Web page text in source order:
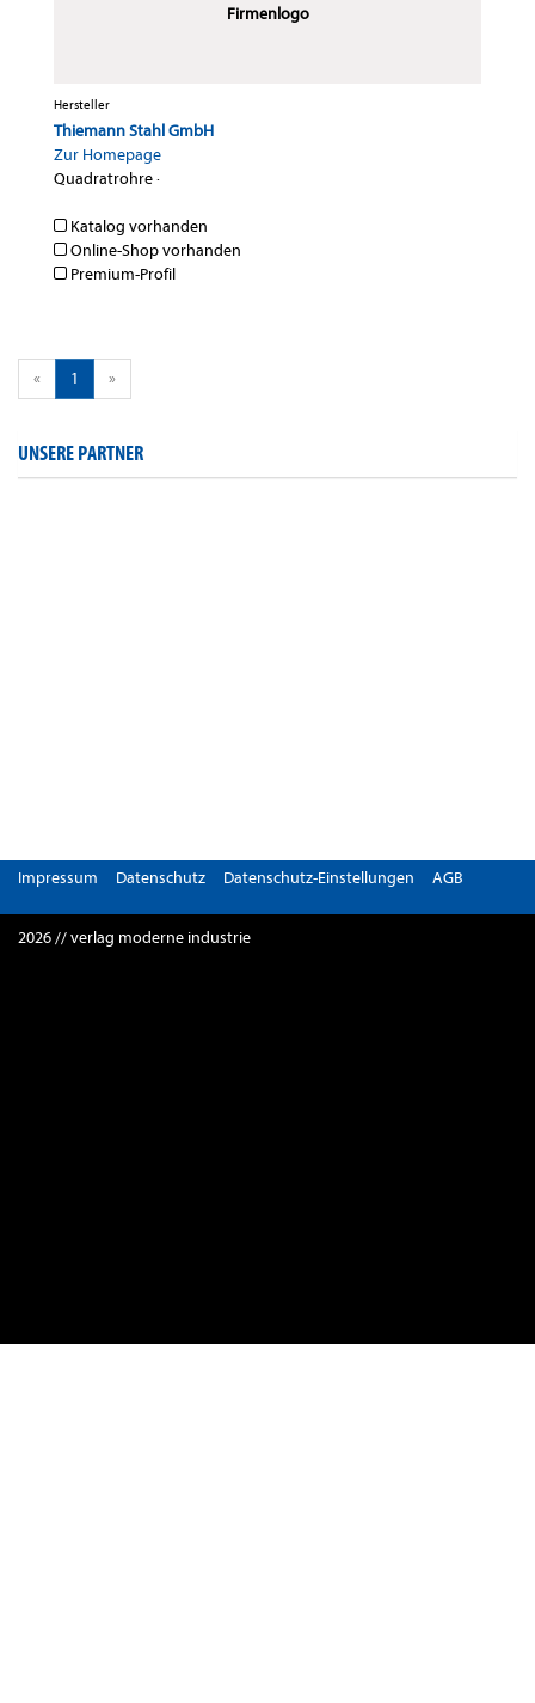
Firmenlogo
Hersteller
Thiemann Stahl GmbH
Zur Homepage
Quadratrohre·
Katalog vorhanden
Online-Shop vorhanden
Premium-Profil
« 1 »
UNSERE PARTNER
Impressum Datenschutz Datenschutz-Einstellungen AGB
2026 // verlag moderne industrie